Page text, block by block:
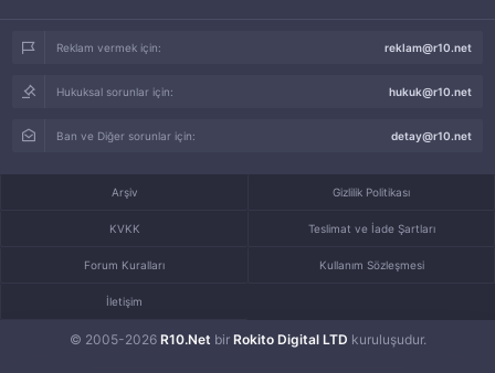
Reklam vermek için: reklam@r10.net
Hukuksal sorunlar için: hukuk@r10.net
Ban ve Diğer sorunlar için: detay@r10.net
© 2005-2026 R10.Net bir Rokito Digital LTD kuruluşudur.
Arşiv Gizlilik Politikası
KVKK Teslimat ve İade Şartları
Forum Kuralları Kullanım Sözleşmesi
İletişim